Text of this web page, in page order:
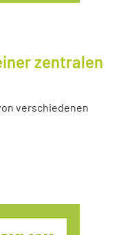
zentralen
verschiedenen